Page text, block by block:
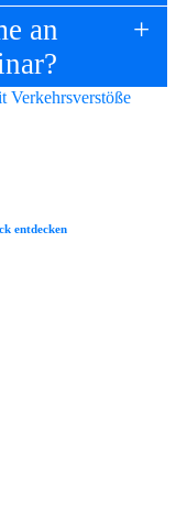
an
Verkehrsverstöße
entdecken